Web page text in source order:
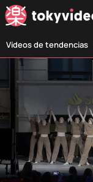
Vídeos de tendencias